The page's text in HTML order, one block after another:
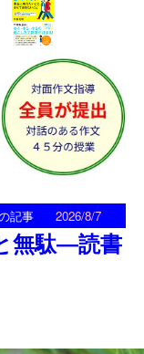
記事 2026/8/7
無駄―読書